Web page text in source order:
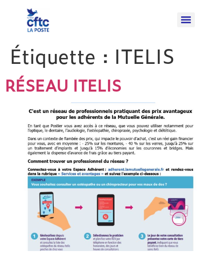
Étiquette : ITELIS
RÉSEAU ITELIS